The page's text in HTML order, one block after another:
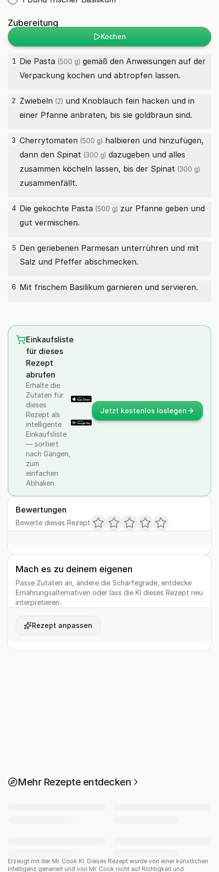
Zubereitung
Kochen
1 Die Pasta (500 g) gemäß den Anweisungen auf der
Verpackung kochen und abtropfen lassen.
2 Zwiebeln (2) und Knoblauch fein hacken und in
einer Pfanne anbraten, bis sie goldbraun sind.
3 Cherrytomaten (500 g) halbieren und hinzufügen,
dann den Spinat (300 g) dazugeben und alles
zusammen köcheln lassen, bis der Spinat (300 g)
zusammenfällt.
4 Die gekochte Pasta (500 g) zur Pfanne geben und
gut vermischen.
5 Den geriebenen Parmesan unterrühren und mit
Salz und Pfeffer abschmecken.
6 Mit frischem Basilikum garnieren und servieren.
Einkaufsliste
für dieses
Rezept
abrufen
Erhalte die
Zutaten für
dieses
Rezept als
intelligente
Einkaufsliste
— sortiert
nach Gängen,
zum
einfachen
Abhaken.
Jetzt kostenlos loslegen
Bewertungen
Bewerte dieses Rezept
Mach es zu deinem eigenen
Passe Zutaten an, ändere die Schärfegrade, entdecke
Ernährungsalternativen oder lass die KI dieses Rezept neu
interpretieren.
Rezept anpassen
Mehr Rezepte entdecken
Erzeugt mit der Mr. Cook KI. Dieses Rezept wurde von einer künstlichen
Intelligenz generiert und von Mr. Cook nicht auf Richtigkeit und